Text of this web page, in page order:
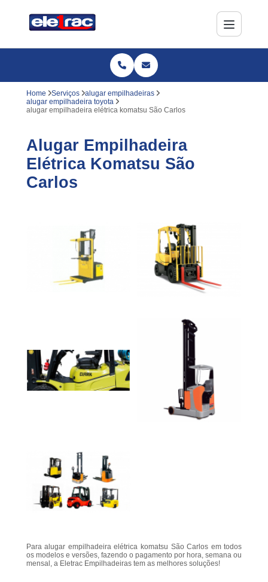
Home Serviços
alugar empilhadeiras
alugar empilhadeira toyota
alugar empilhadeira elétrica komatsu São Carlos
Alugar Empilhadeira
Elétrica Komatsu São
Carlos
Para alugar empilhadeira elétrica komatsu São Carlos em todos
os modelos e versões, fazendo o pagamento por hora, semana ou
mensal, a Eletrac Empilhadeiras tem as melhores soluções!